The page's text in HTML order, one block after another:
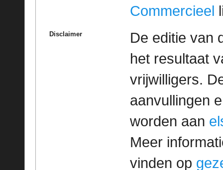
Commercieel
Disclaimer
De editie van
het resultaat
vrijwilligers.
aanvullingen
worden aan
Meer
vinden op